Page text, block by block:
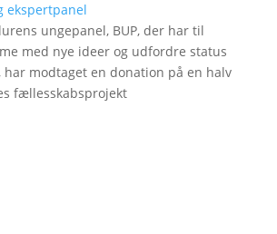
ekspertpanel
ungepanel, BUP, der har til
med nye ideer og udfordre status
modtaget en donation på en halv
fællesskabsprojekt